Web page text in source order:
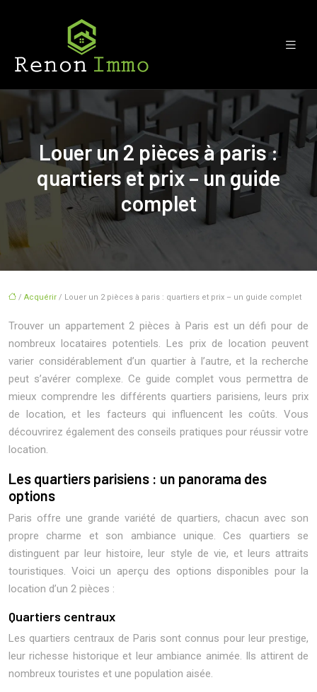
Louer un 2 pièces à paris :
quartiers et prix – un guide
complet
/ Acquérir / Louer un 2 pièces à paris : quartiers et prix – un guide complet
Trouver un appartement 2 pièces à Paris est un défi pour de
nombreux locataires potentiels. Les prix de location peuvent
varier considérablement d’un quartier à l’autre, et la recherche
peut s’avérer complexe. Ce guide complet vous permettra de
mieux comprendre les différents quartiers parisiens, leurs prix
de location, et les facteurs qui influencent les coûts. Vous
découvrirez également des conseils pratiques pour réussir votre
location.
Les quartiers parisiens : un panorama des
options
Paris offre une grande variété de quartiers, chacun avec son
propre charme et son ambiance unique. Ces quartiers se
distinguent par leur histoire, leur style de vie, et leurs attraits
touristiques. Voici un aperçu des options disponibles pour la
location d’un 2 pièces :
Quartiers centraux
Les quartiers centraux de Paris sont connus pour leur prestige,
leur richesse historique et leur ambiance animée. Ils attirent de
nombreux touristes et une population aisée.